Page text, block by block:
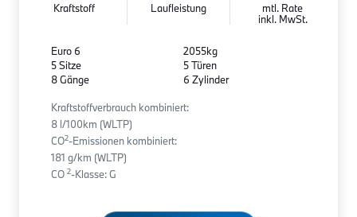
Kraftstoff Laufleistung
mtl. Rate
inkl. MwSt.
Euro 6
5 Sitze
8 Gänge
2055kg
5 Türen
6 Zylinder
Kraftstoffverbrauch kombiniert:
8 l/100km (WLTP)
CO2-Emissionen kombiniert:
181 g/km (WLTP)
CO 2-Klasse: G